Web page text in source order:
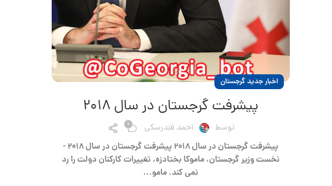
اخبار جدید گرجستان
پیشرفت گرجستان در سال ۲۰۱۸
توسط احمد فندرسکی 0
پیشرفت گرجستان در سال ۲۰۱۸ پیشرفت گرجستان در سال ۲۰۱۸ -
نخست وزیر گرجستان، ماموکا بختادزه، تغییرات کارکنان دولت را رد
نمی کند. مامو...